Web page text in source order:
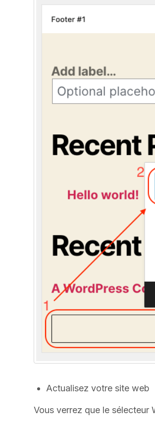
Actualisez votre site web
Vous verrez que le sélecteur